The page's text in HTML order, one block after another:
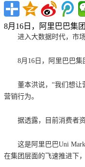
8月16日，阿里巴巴集
进入大数据时代，市
8月16日，阿里巴巴
董本洪说，“我们想
营销行为。
据透露，目前消费者
这是阿里巴巴Uni
在集团层面的飞速推进下